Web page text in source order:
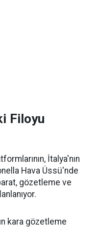
Filoyu
İtalya'nın
Hava Üssü'nde
gözetleme ve
kara gözetleme